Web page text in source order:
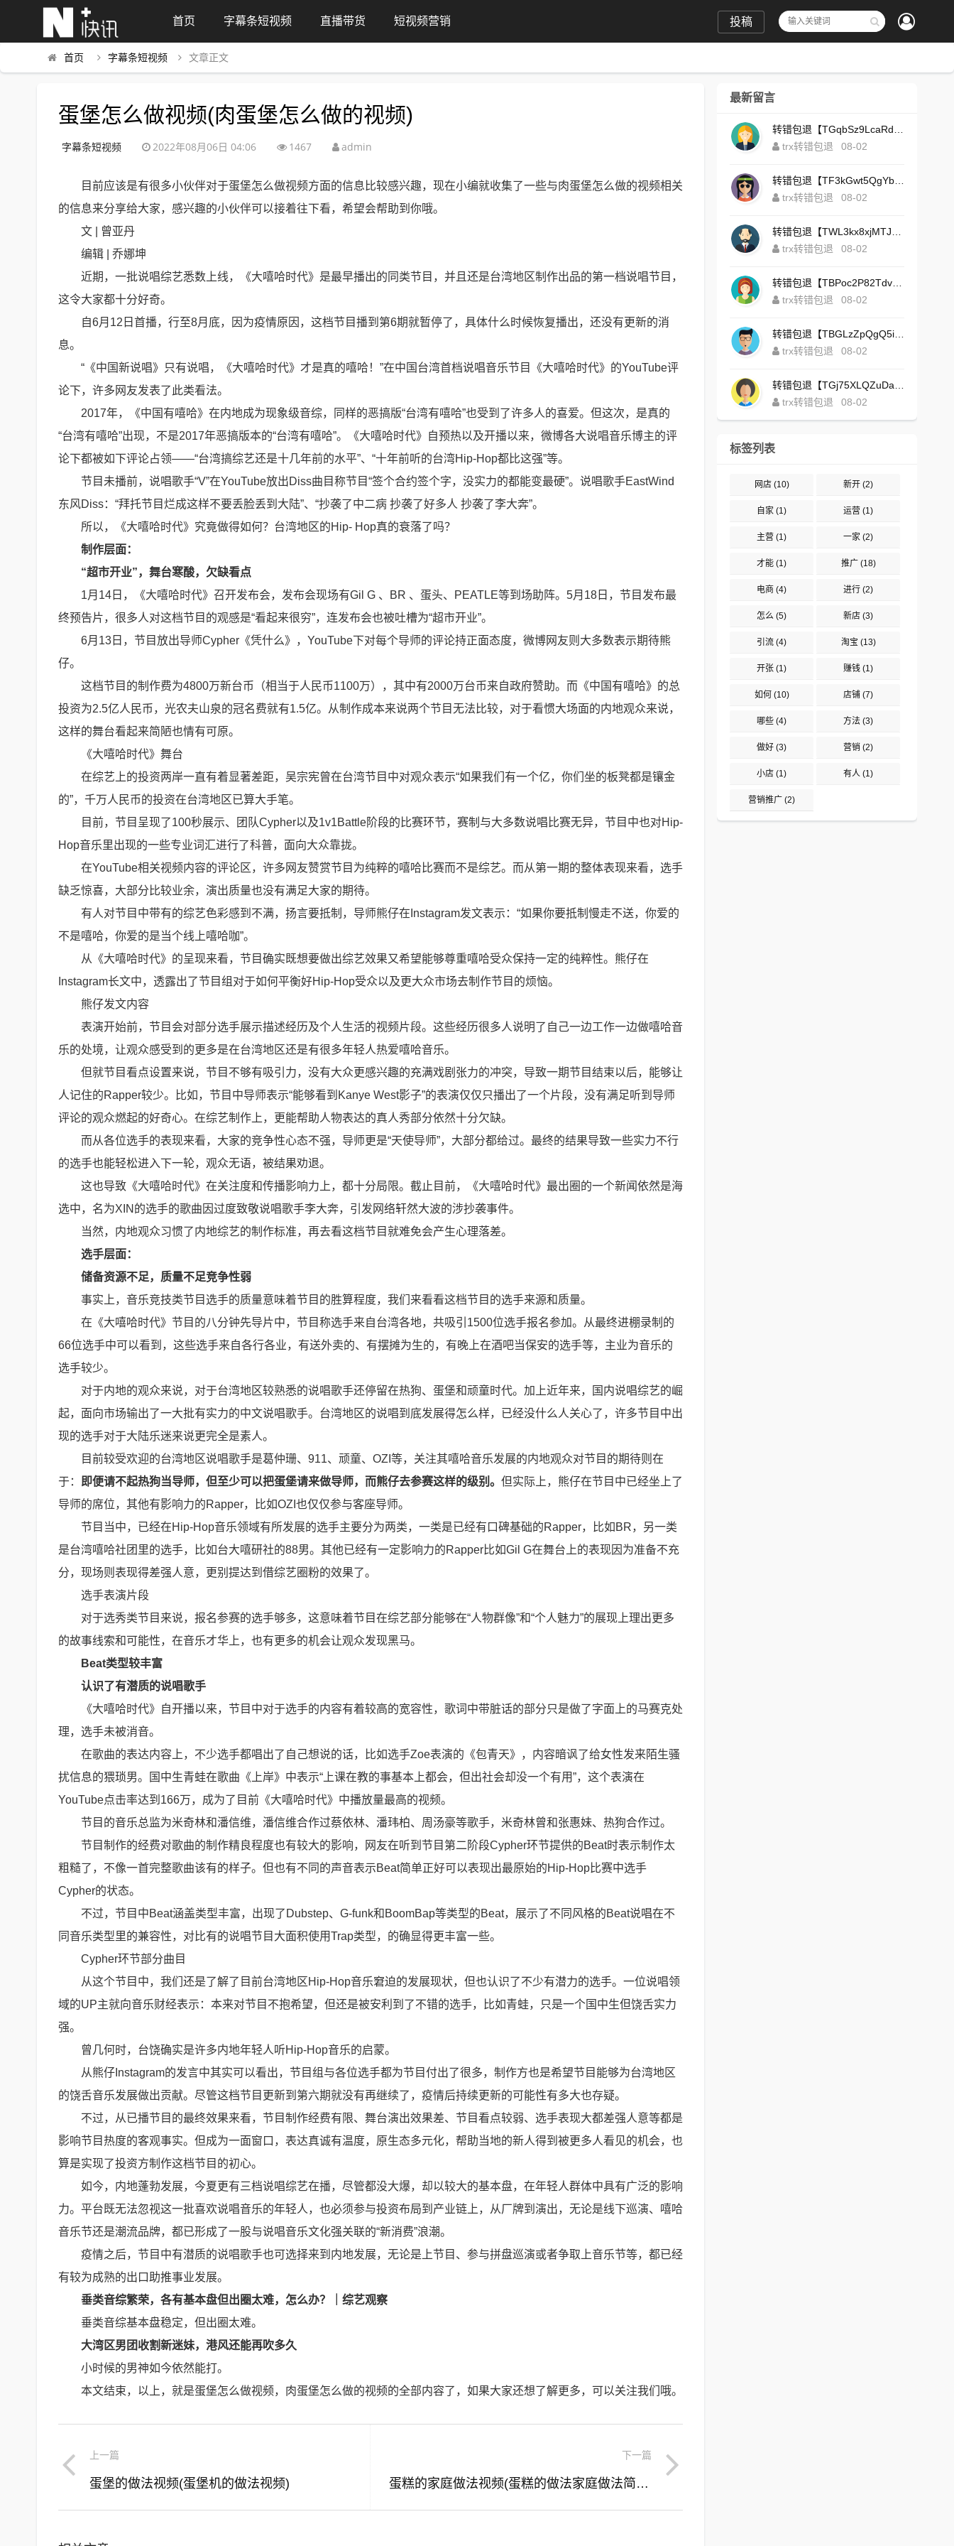
首页 字幕条短视频 直播带货 短视频营销 投稿
首页 字幕条短视频 文章正文
蛋堡怎么做视频(肉蛋堡怎么做的视频)
字幕条短视频 2022年08月06日 04:06 1467 admin
目前应该是有很多小伙伴对于蛋堡怎么做视频方面的信息比较感兴趣，现在小编就收集了一些与肉蛋堡怎么做的视频相关
的信息来分享给大家，感兴趣的小伙伴可以接着往下看，希望会帮助到你哦。
文 | 曾亚丹
编辑 | 乔娜坤
近期，一批说唱综艺悉数上线，《大嘻哈时代》是最早播出的同类节目，并且还是台湾地区制作出品的第一档说唱节目，
这令大家都十分好奇。
自6月12日首播，行至8月底，因为疫情原因，这档节目播到第6期就暂停了，具体什么时候恢复播出，还没有更新的消
息。
“《中国新说唱》只有说唱，《大嘻哈时代》才是真的嘻哈！”在中国台湾首档说唱音乐节目《大嘻哈时代》的YouTube评
论下，许多网友发表了此类看法。
2017年，《中国有嘻哈》在内地成为现象级音综，同样的恶搞版“台湾有嘻哈”也受到了许多人的喜爱。但这次，是真的
“台湾有嘻哈”出现，不是2017年恶搞版本的“台湾有嘻哈”。《大嘻哈时代》自预热以及开播以来，微博各大说唱音乐博主的评
论下都被如下评论占领——“台湾搞综艺还是十几年前的水平”、“十年前听的台湾Hip-Hop都比这强”等。
节目未播前，说唱歌手“V”在YouTube放出Diss曲目称节目“签个合约签个字，没实力的都能变最硬”。说唱歌手EastWind
东风Diss：“拜托节目烂成这样不要丢脸丢到大陆”、“抄袭了中二病 抄袭了好多人 抄袭了李大奔”。
所以，《大嘻哈时代》究竟做得如何？台湾地区的Hip- Hop真的衰落了吗？
制作层面：
“超市开业”，舞台寒酸，欠缺看点
1月14日，《大嘻哈时代》召开发布会，发布会现场有Gil G 、BR 、蛋头、PEATLE等到场助阵。5月18日，节目发布最
终预告片，很多人对这档节目的观感是“看起来很穷”，连发布会也被吐槽为“超市开业”。
6月13日，节目放出导师Cypher《凭什么》，YouTube下对每个导师的评论持正面态度，微博网友则大多数表示期待熊
仔。
这档节目的制作费为4800万新台币（相当于人民币1100万），其中有2000万台币来自政府赞助。而《中国有嘻哈》的总
投资为2.5亿人民币，光农夫山泉的冠名费就有1.5亿。从制作成本来说两个节目无法比较，对于看惯大场面的内地观众来说，
这样的舞台看起来简陋也情有可原。
《大嘻哈时代》舞台
在综艺上的投资两岸一直有着显著差距，吴宗宪曾在台湾节目中对观众表示“如果我们有一个亿，你们坐的板凳都是镶金
的”，千万人民币的投资在台湾地区已算大手笔。
目前，节目呈现了100秒展示、团队Cypher以及1v1Battle阶段的比赛环节，赛制与大多数说唱比赛无异，节目中也对Hip-
Hop音乐里出现的一些专业词汇进行了科普，面向大众靠拢。
在YouTube相关视频内容的评论区，许多网友赞赏节目为纯粹的嘻哈比赛而不是综艺。而从第一期的整体表现来看，选手
缺乏惊喜，大部分比较业余，演出质量也没有满足大家的期待。
有人对节目中带有的综艺色彩感到不满，扬言要抵制，导师熊仔在Instagram发文表示：“如果你要抵制慢走不送，你爱的
不是嘻哈，你爱的是当个线上嘻哈咖”。
从《大嘻哈时代》的呈现来看，节目确实既想要做出综艺效果又希望能够尊重嘻哈受众保持一定的纯粹性。熊仔在
Instagram长文中，透露出了节目组对于如何平衡好Hip-Hop受众以及更大众市场去制作节目的烦恼。
熊仔发文内容
表演开始前，节目会对部分选手展示描述经历及个人生活的视频片段。这些经历很多人说明了自己一边工作一边做嘻哈音
乐的处境，让观众感受到的更多是在台湾地区还是有很多年轻人热爱嘻哈音乐。
但就节目看点设置来说，节目不够有吸引力，没有大众更感兴趣的充满戏剧张力的冲突，导致一期节目结束以后，能够让
人记住的Rapper较少。比如，节目中导师表示“能够看到Kanye West影子”的表演仅仅只播出了一个片段，没有满足听到导师
评论的观众燃起的好奇心。在综艺制作上，更能帮助人物表达的真人秀部分依然十分欠缺。
而从各位选手的表现来看，大家的竞争性心态不强，导师更是“天使导师”，大部分都给过。最终的结果导致一些实力不行
的选手也能轻松进入下一轮，观众无语，被结果劝退。
这也导致《大嘻哈时代》在关注度和传播影响力上，都十分局限。截止目前，《大嘻哈时代》最出圈的一个新闻依然是海
选中，名为XIN的选手的歌曲因过度致敬说唱歌手李大奔，引发网络轩然大波的涉抄袭事件。
当然，内地观众习惯了内地综艺的制作标准，再去看这档节目就难免会产生心理落差。
选手层面：
储备资源不足，质量不足竞争性弱
事实上，音乐竞技类节目选手的质量意味着节目的胜算程度，我们来看看这档节目的选手来源和质量。
在《大嘻哈时代》节目的八分钟先导片中，节目称选手来自台湾各地，共吸引1500位选手报名参加。从最终进棚录制的
66位选手中可以看到，这些选手来自各行各业，有送外卖的、有摆摊为生的，有晚上在酒吧当保安的选手等，主业为音乐的
选手较少。
对于内地的观众来说，对于台湾地区较熟悉的说唱歌手还停留在热狗、蛋堡和顽童时代。加上近年来，国内说唱综艺的崛
起，面向市场输出了一大批有实力的中文说唱歌手。台湾地区的说唱到底发展得怎么样，已经没什么人关心了，许多节目中出
现的选手对于大陆乐迷来说更完全是素人。
目前较受欢迎的台湾地区说唱歌手是葛仲珊、911、顽童、OZI等，关注其嘻哈音乐发展的内地观众对节目的期待则在
于：
即便请不起热狗当导师，但至少可以把蛋堡请来做导师，而熊仔去参赛这样的级别。 但实际上，熊仔在节目中已经坐上了
导师的席位，其他有影响力的Rapper，比如OZI也仅仅参与客座导师。
节目当中，已经在Hip-Hop音乐领域有所发展的选手主要分为两类，一类是已经有口碑基础的Rapper，比如BR，另一类
是台湾嘻哈社团里的选手，比如台大嘻研社的88男。其他已经有一定影响力的Rapper比如Gil G在舞台上的表现因为准备不充
分，现场则表现得差强人意，更别提达到借综艺圈粉的效果了。
选手表演片段
对于选秀类节目来说，报名参赛的选手够多，这意味着节目在综艺部分能够在“人物群像”和“个人魅力”的展现上理出更多
的故事线索和可能性，在音乐才华上，也有更多的机会让观众发现黑马。
Beat类型较丰富
认识了有潜质的说唱歌手
《大嘻哈时代》自开播以来，节目中对于选手的内容有着较高的宽容性，歌词中带脏话的部分只是做了字面上的马赛克处
理，选手未被消音。
在歌曲的表达内容上，不少选手都唱出了自己想说的话，比如选手Zoe表演的《包青天》，内容暗讽了给女性发来陌生骚
扰信息的猥琐男。国中生青蛙在歌曲《上岸》中表示“上课在教的事基本上都会，但出社会却没一个有用”，这个表演在
YouTube点击率达到166万，成为了目前《大嘻哈时代》中播放量最高的视频。
节目的音乐总监为米奇林和潘信维，潘信维合作过蔡依林、潘玮柏、周汤豪等歌手，米奇林曾和张惠妹、热狗合作过。
节目制作的经费对歌曲的制作精良程度也有较大的影响，网友在听到节目第二阶段Cypher环节提供的Beat时表示制作太
粗糙了，不像一首完整歌曲该有的样子。但也有不同的声音表示Beat简单正好可以表现出最原始的Hip-Hop比赛中选手
Cypher的状态。
不过，节目中Beat涵盖类型丰富，出现了Dubstep、G-funk和BoomBap等类型的Beat，展示了不同风格的Beat说唱在不
同音乐类型里的兼容性，对比有的说唱节目大面积使用Trap类型，的确显得更丰富一些。
Cypher环节部分曲目
从这个节目中，我们还是了解了目前台湾地区Hip-Hop音乐窘迫的发展现状，但也认识了不少有潜力的选手。一位说唱领
域的UP主就向音乐财经表示：本来对节目不抱希望，但还是被安利到了不错的选手，比如青蛙，只是一个国中生但饶舌实力
强。
曾几何时，台饶确实是许多内地年轻人听Hip-Hop音乐的启蒙。
从熊仔Instagram的发言中其实可以看出，节目组与各位选手都为节目付出了很多，制作方也是希望节目能够为台湾地区
的饶舌音乐发展做出贡献。尽管这档节目更新到第六期就没有再继续了，疫情后持续更新的可能性有多大也存疑。
不过，从已播节目的最终效果来看，节目制作经费有限、舞台演出效果差、节目看点较弱、选手表现大都差强人意等都是
影响节目热度的客观事实。但成为一面窗口，表达真诚有温度，原生态多元化，帮助当地的新人得到被更多人看见的机会，也
算是实现了投资方制作这档节目的初心。
如今，内地蓬勃发展，今夏更有三档说唱综艺在播，尽管都没大爆，却以较大的基本盘，在年轻人群体中具有广泛的影响
力。平台既无法忽视这一批喜欢说唱音乐的年轻人，也必须参与投资布局到产业链上，从厂牌到演出，无论是线下巡演、嘻哈
音乐节还是潮流品牌，都已形成了一股与说唱音乐文化强关联的“新消费”浪潮。
疫情之后，节目中有潜质的说唱歌手也可选择来到内地发展，无论是上节目、参与拼盘巡演或者争取上音乐节等，都已经
有较为成熟的出口助推事业发展。
垂类音综繁荣，各有基本盘但出圈太难，怎么办？｜综艺观察
垂类音综基本盘稳定，但出圈太难。
大湾区男团收割新迷妹，港风还能再吹多久
小时候的男神如今依然能打。
本文结束，以上，就是蛋堡怎么做视频，肉蛋堡怎么做的视频的全部内容了，如果大家还想了解更多，可以关注我们哦。
上一篇
蛋堡的做法视频(蛋堡机的做法视频)
下一篇
蛋糕的家庭做法视频(蛋糕的做法家庭做法简单)
最新留言
trx转错包退
08-02
trx转错包退
08-02
trx转错包退
08-02
trx转错包退
08-02
trx转错包退
08-02
trx转错包退
08-02
标签列表
网店(10) 新开 (2)
自家 (1) 运营 (1)
主营 (1) 一家 (2)
才能 (1) 推广(18)
电商 (4) 进行 (2)
怎么 (5) 新店 (3)
引流 (4) 淘宝 (13)
开张 (1) 赚钱 (1)
如何 (10) 店铺 (7)
哪些 (4) 方法 (3)
做好 (3) 营销 (2)
小店 (1) 有人 (1)
营销推广 (2)